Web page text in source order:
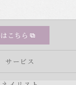
こちら
サービス